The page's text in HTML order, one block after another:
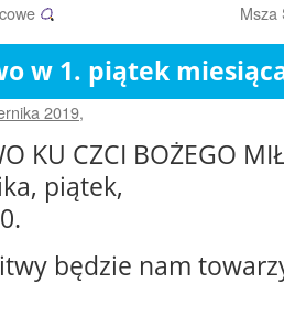
Msza
w 1. piątek
2019,
KU CZCI BOŻEGO
piątek,
będzie nam